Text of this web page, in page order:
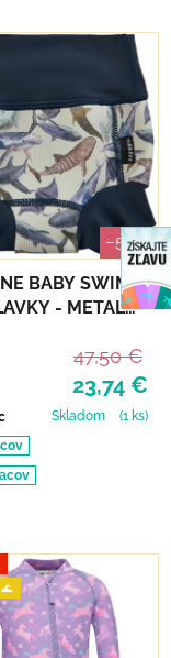
–50 %
BABY SWIM
- METAL
23,74 €
47,50 €
Skladom
(1 ks)
🌊